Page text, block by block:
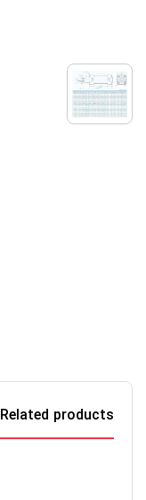
Related products